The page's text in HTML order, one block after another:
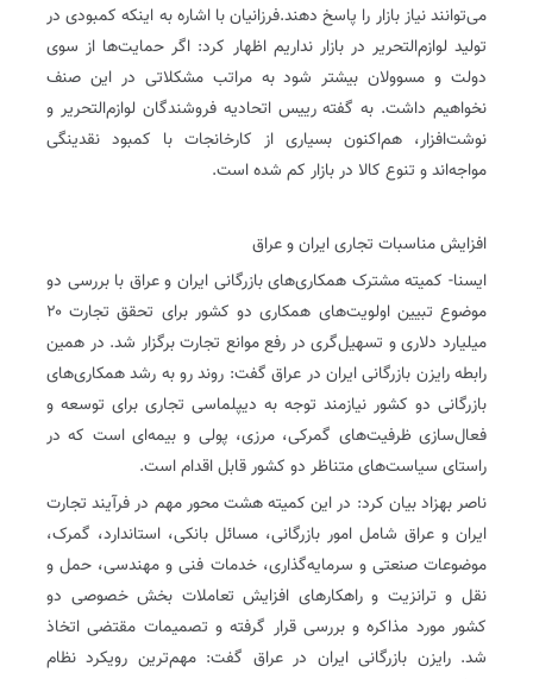
می‌توانند نیاز بازار را پاسخ دهند.فرزانیان با اشاره به اینکه کمبودی در
تولید‌ لوازم‌التحریر در بازار نداریم اظهار کرد: اگر حمایت‌ها از سوی
دولت و مسوولان بیشتر شود به مراتب مشکلاتی در این صنف
نخواهیم داشت. به گفته رییس اتحادیه فروشندگان لوازم‌التحریر و
نوشت‌افزار، هم‌اکنون بسیاری از کارخانجات با کمبود نقدینگی
مواجه‌اند و تنوع کالا در بازار کم شده است.
افزایش مناسبات تجاری ایران و عراق
ایسنا- کمیته مشترک همکاری‌های بازرگانی ایران و عراق با بررسی دو
موضوع تبیین اولویت‌های همکاری دو کشور برای تحقق تجارت ۲۰
میلیارد دلاری و تسهیل‌گری در رفع موانع تجارت برگزار شد. در همین
رابطه رایزن بازرگانی ایران در عراق گفت: روند رو به رشد همکاری‌های
بازرگانی دو کشور نیازمند توجه به دیپلماسی تجاری برای توسعه و
فعال‌سازی ظرفیت‌های گمرکی، مرزی، پولی و بیمه‌ای است که در
راستای سیاست‌های متناظر دو کشور قابل اقدام است.
ناصر بهزاد بیان کرد: در این کمیته هشت محور مهم در فرآیند تجارت
ایران و عراق شامل امور بازرگانی، مسائل بانکی، استاندارد، گمرک،
موضوعات صنعتی و سرمایه‌گذاری، خدمات فنی و مهندسی، حمل و
نقل و ترانزیت و راهکارهای افزایش تعاملات بخش خصوصی دو
کشور مورد مذاکره و بررسی قرار گرفته و تصمیمات مقتضی اتخاذ
شد. رایزن بازرگانی ایران در عراق گفت: مهم‌ترین رویکرد نظام